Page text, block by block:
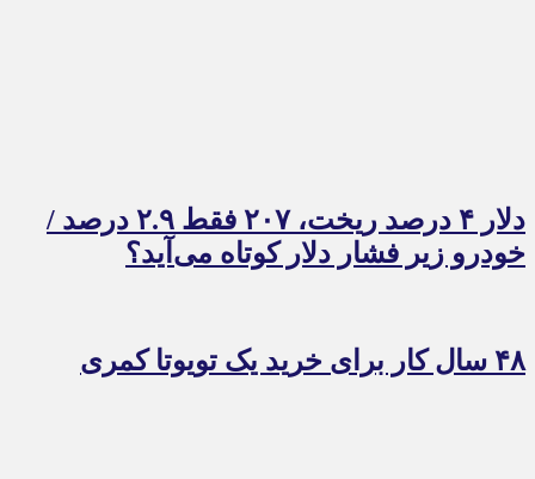
دلار ۴ درصد ریخت، ۲۰۷ فقط ۲.۹ درصد /
خودرو زیر فشار دلار کوتاه می‌آید؟
۴۸ سال کار برای خرید یک تویوتا کمری